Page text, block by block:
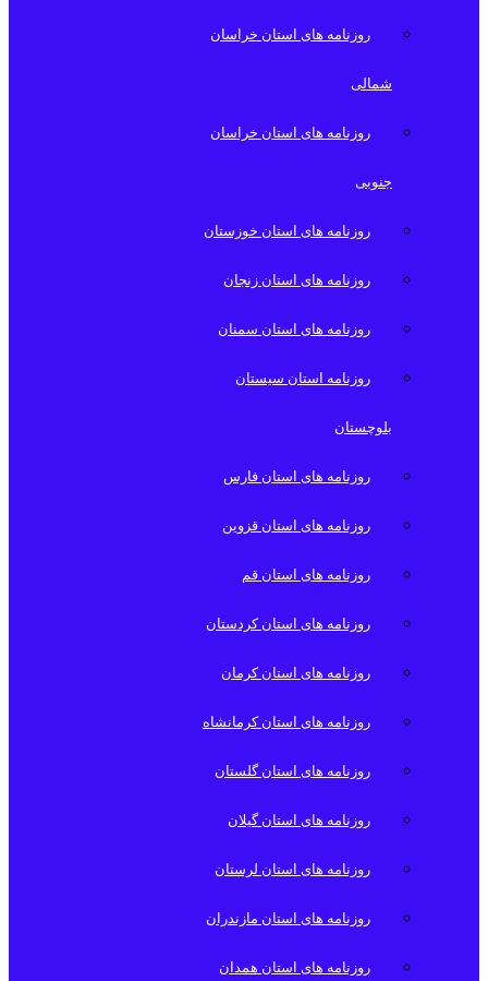
روزنامه های استان خراسان
شمالی
روزنامه های استان خراسان
جنوبی
روزنامه های استان خوزستان
روزنامه های استان زنجان
روزنامه های استان سمنان
روزنامه استان سیستان
بلوچستان
روزنامه های استان فارس
روزنامه های استان قزوین
روزنامه های استان قم
روزنامه های استان کردستان
روزنامه های استان کرمان
روزنامه های استان کرمانشاه
روزنامه های استان گلستان
روزنامه های استان گیلان
روزنامه های استان لرستان
روزنامه های استان مازندران
روزنامه های استان همدان